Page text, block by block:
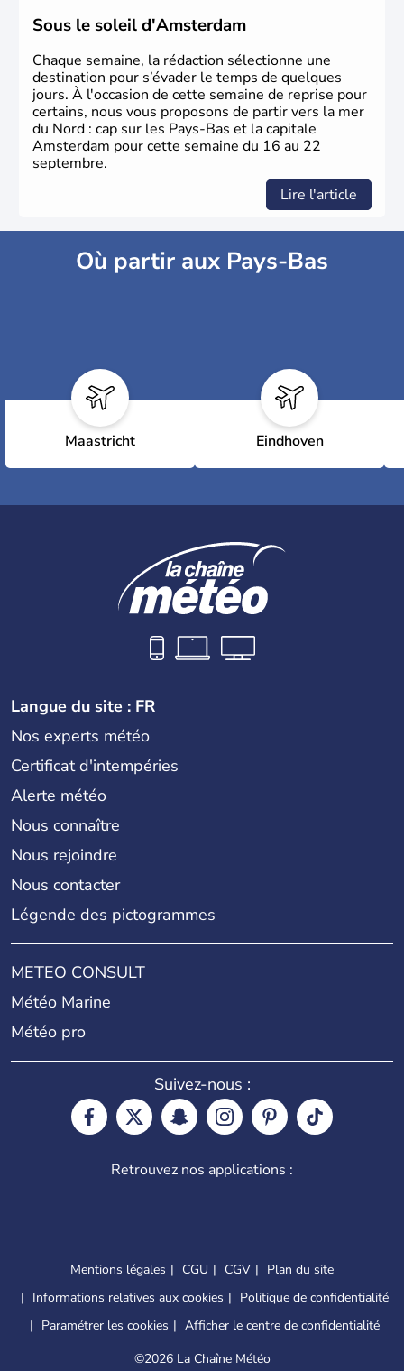
Sous le soleil d'Amsterdam
Chaque semaine, la rédaction sélectionne une
destination pour s’évader le temps de quelques
jours. À l'occasion de cette semaine de reprise pour
certains, nous vous proposons de partir vers la mer
du Nord : cap sur les Pays-Bas et la capitale
Amsterdam pour cette semaine du 16 au 22
septembre.
Lire l'article
Où partir aux Pays-Bas
Maastricht Eindhoven
Langue du site : FR
Nos experts météo
Certificat d'intempéries
Alerte météo
Nous connaître
Nous rejoindre
Nous contacter
Légende des pictogrammes
METEO CONSULT
Météo Marine
Météo pro
Suivez-nous :
Retrouvez nos applications :
Mentions légales CGU CGV
Plan du site
Informations relatives aux cookies
Politique de confidentialité
Paramétrer les cookies
Afficher le centre de confidentialité
©2026 La Chaîne Météo